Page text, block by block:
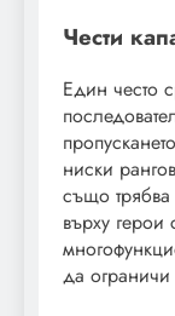
Чести
Един често
ниски
също трябва
върху герои
да ограничи